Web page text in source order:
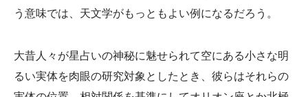
う意味では、天文学がもっともよい例になるだろう。
大昔人々が星占いの神秘に魅せられて空にある小さな明
るい実体を肉眼の研究対象としたとき、彼らはそれらの